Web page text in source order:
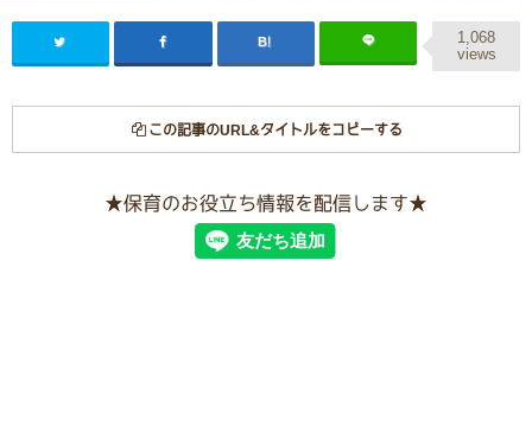
1,068
views
この記事のURL&タイトルをコピーする
★保育のお役立ち情報を配信します★